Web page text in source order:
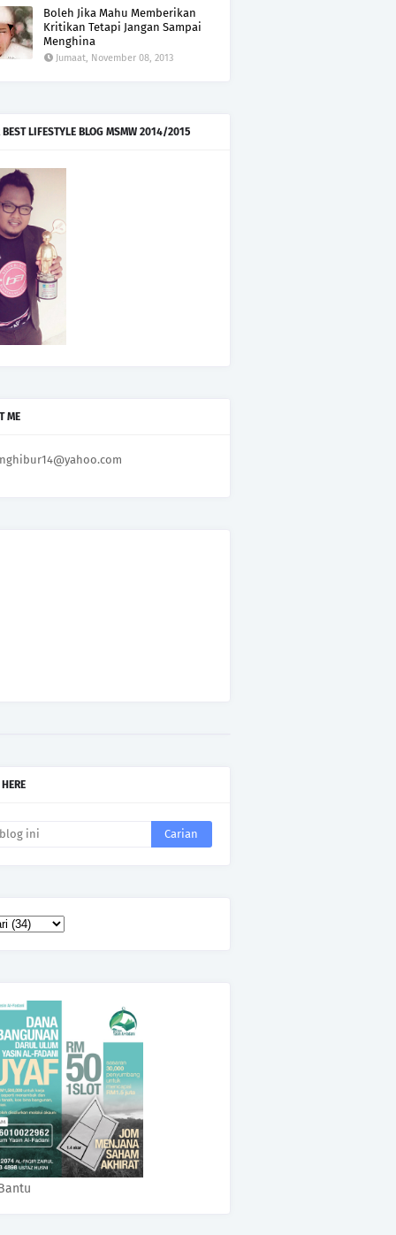
Boleh Jika Mahu Memberikan
Kritikan Tetapi Jangan Sampai
Menghina
Jumaat, November 08, 2013
BEST LIFESTYLE BLOG MSMW 2014/2015
ME